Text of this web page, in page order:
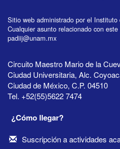
Sitio web administrado por el Instituto
Cualquier asunto relacionado con
padiij@unam.mx
Circuito Maestro Mario de la
Ciudad Universitaria, Alc.
Ciudad de México, C.P. 04510
Tel. +52(55)5622 7474
¿Cómo llegar?
Suscripción a actividades